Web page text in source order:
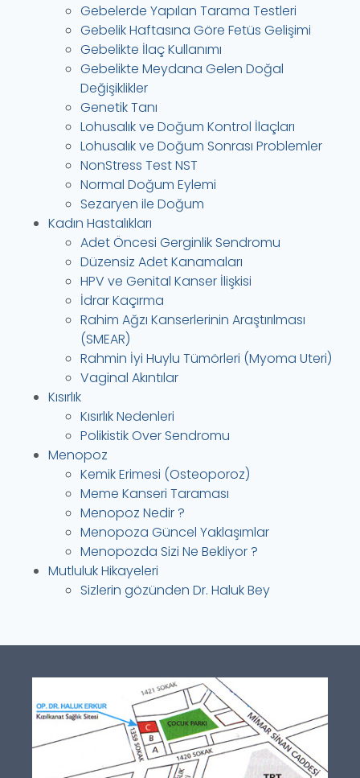
Gebelerde Yapılan Tarama Testleri
Gebelik Haftasına Göre Fetüs Gelişimi
Gebelikte İlaç Kullanımı
Gebelikte Meydana Gelen Doğal
Değişiklikler
Genetik Tanı
Lohusalık ve Doğum Kontrol İlaçları
Lohusalık ve Doğum Sonrası Problemler
NonStress Test NST
Normal Doğum Eylemi
Sezaryen ile Doğum
Kadın Hastalıkları
Adet Öncesi Gerginlik Sendromu
Düzensiz Adet Kanamaları
HPV ve Genital Kanser İlişkisi
İdrar Kaçırma
Rahim Ağzı Kanserlerinin Araştırılması
(SMEAR)
Rahmin İyi Huylu Tümörleri (Myoma Uteri)
Vaginal Akıntılar
Kısırlık
Kısırlık Nedenleri
Polikistik Over Sendromu
Menopoz
Kemik Erimesi (Osteoporoz)
Meme Kanseri Taraması
Menopoz Nedir ?
Menopoza Güncel Yaklaşımlar
Menopozda Sizi Ne Bekliyor ?
Mutluluk Hikayeleri
Sizlerin gözünden Dr. Haluk Bey